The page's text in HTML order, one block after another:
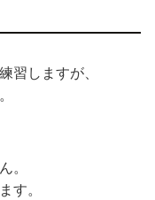
習しますが、
。
す。